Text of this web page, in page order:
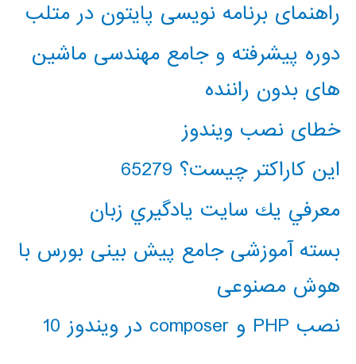
راهنمای برنامه نویسی پایتون در متلب
دوره پیشرفته و جامع مهندسی ماشین
های بدون راننده
خطای نصب ویندوز
این کاراکتر چیست؟ 65279
معرفي يك سايت يادگيري زبان
بسته آموزشی جامع پیش بینی بورس با
هوش مصنوعی
نصب PHP و composer در ویندوز 10